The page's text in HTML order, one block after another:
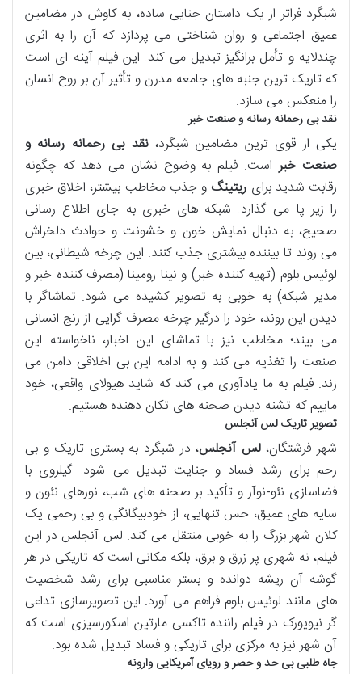
شبگرد فراتر از یک داستان جنایی ساده، به کاوش در مضامین
عمیق اجتماعی و روان شناختی می پردازد که آن را به اثری
چندلایه و تأمل برانگیز تبدیل می کند. این فیلم آینه ای است
که تاریک ترین جنبه های جامعه مدرن و تأثیر آن بر روح انسان
را منعکس می سازد.
نقد بی رحمانه رسانه و صنعت خبر
یکی از قوی ترین مضامین شبگرد،نقد بی رحمانه رسانه و
صنعت خبراست. فیلم به وضوح نشان می دهد که چگونه
رقابت شدید برای ریتینگ و جذب مخاطب بیشتر، اخلاق خبری
را زیر پا می گذارد. شبکه های خبری به جای اطلاع رسانی
صحیح، به دنبال نمایش خون و خشونت و حوادث دلخراش
می روند تا بیننده بیشتری جذب کنند. این چرخه شیطانی، بین
لوئیس بلوم (تهیه کننده خبر) و نینا رومینا (مصرف کننده خبر و
مدیر شبکه) به خوبی به تصویر کشیده می شود. تماشاگر با
دیدن این روند، خود را درگیر چرخه مصرف گرایی از رنج انسانی
می بیند؛ مخاطب نیز با تماشای این اخبار، ناخواسته این
صنعت را تغذیه می کند و به ادامه این بی اخلاقی دامن می
زند. فیلم به ما یادآوری می کند که شاید هیولای واقعی، خود
ماییم که تشنه دیدن صحنه های تکان دهنده هستیم.
تصویر تاریک لس آنجلس
شهر فرشتگان،لس آنجلس، در شبگرد به بستری تاریک و بی
رحم برای رشد فساد و جنایت تبدیل می شود. گیلروی با
فضاسازی نئو-نوآر و تأکید بر صحنه های شب، نورهای نئون و
سایه های عمیق، حس تنهایی، از خودبیگانگی و بی رحمی یک
کلان شهر بزرگ را به خوبی منتقل می کند. لس آنجلس در این
فیلم، نه شهری پر زرق و برق، بلکه مکانی است که تاریکی در هر
گوشه آن ریشه دوانده و بستر مناسبی برای رشد شخصیت
های مانند لوئیس بلوم فراهم می آورد. این تصویرسازی تداعی
گر نیویورک در فیلم راننده تاکسی مارتین اسکورسیزی است که
آن شهر نیز به مرکزی برای تاریکی و فساد تبدیل شده بود.
جاه طلبی بی حد و حصر و رویای آمریکایی وارونه